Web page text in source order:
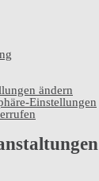
ändern
Einstellungen